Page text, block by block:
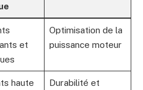
et
Optimisation de la
puissance moteur
haute
Durabilité et